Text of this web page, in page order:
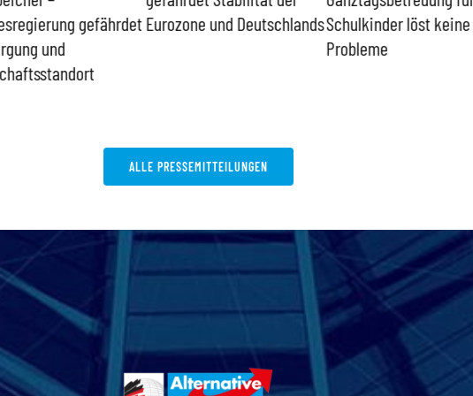
Eurozone und DeutschlandsSchulkinder löst keine
bpb sofort
ALLE PRESSEMITTEILUNGEN